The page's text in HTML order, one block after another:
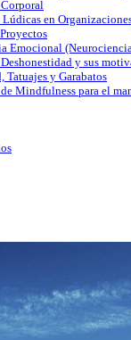
en
Emocional
y sus
Tatuajes y Garabatos
Mindfulness para el